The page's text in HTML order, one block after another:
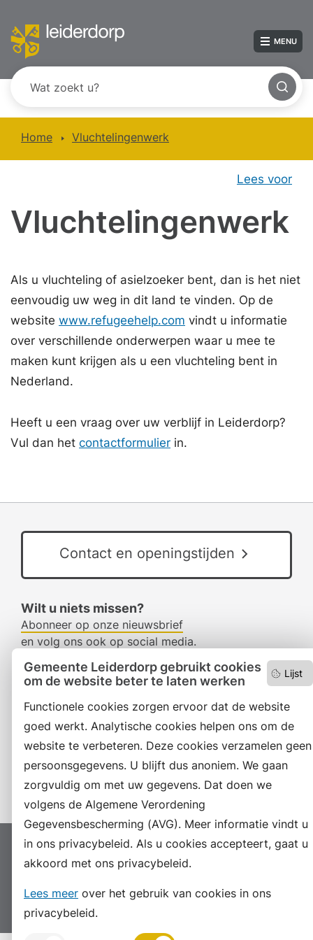
Lijst
Gemeente Leiderdorp gebruikt cookies
om de website beter te laten werken
Functionele cookies zorgen ervoor dat de website
goed werkt. Analytische cookies helpen ons om de
website te verbeteren. Deze cookies verzamelen geen
persoonsgegevens. U blijft dus anoniem. We gaan
zorgvuldig om met uw gegevens. Dat doen we
volgens de Algemene Verordening
Gegevensbescherming (AVG). Meer informatie vindt u
in ons privacybeleid. Als u cookies accepteert, gaat u
akkoord met ons privacybeleid.
Lees meer over het gebruik van cookies in ons
privacybeleid.
MENU
Home Vluchtelingenwerk
Lees voor
Vluchtelingenwerk
Als u vluchteling of asielzoeker bent, dan is het niet
eenvoudig uw weg in dit land te vinden. Op de
website www.refugeehelp.com vindt u informatie
over verschillende onderwerpen waar u mee te
maken kunt krijgen als u een vluchteling bent in
Nederland.
Heeft u een vraag over uw verblijf in Leiderdorp?
Vul dan het contactformulier in.
Contact en openingstijden
Wilt u niets missen?
Abonneer op onze nieuwsbrief
en volg ons ook op social media.
RSS
LinkedIn
Instagram
Proclaimer Colofon
Toegankelijkheid
Suggesties
Archief Vacatures